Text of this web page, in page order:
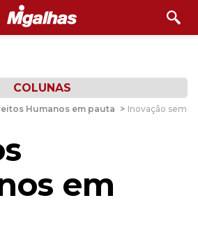
COLUNAS
Humanos em pauta > Inovação sem
em